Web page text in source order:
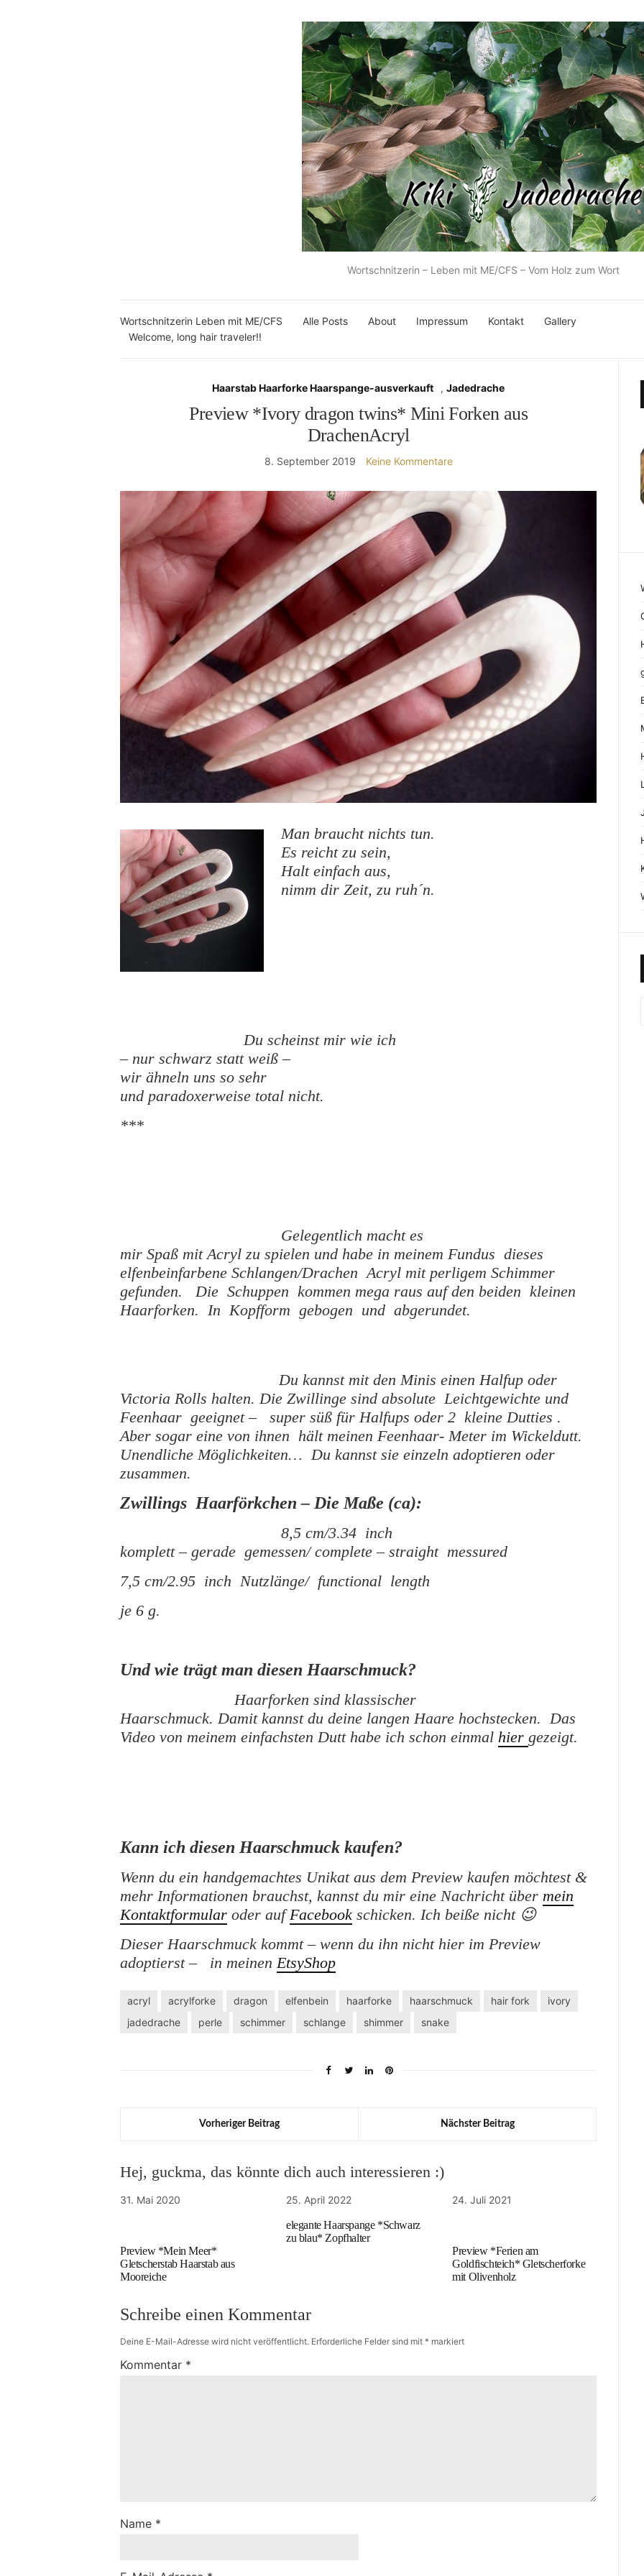
Wortschnitzerin – Leben mit ME/CFS – Vom Holz zum Wort
Wortschnitzerin Leben mit ME/CFS Alle Posts About Impressum Kontakt
Gallery
Welcome, long hair traveler!!
Haarstab Haarforke Haarspange-ausverkauft ,Jadedrache
Preview *Ivory dragon twins* Mini Forken aus
DrachenAcryl
8. September 2019 Keine Kommentare
Man braucht nichts tun.
Es reicht zu sein,
Halt einfach aus,
nimm dir Zeit, zu ruh´n.
Du scheinst mir wie ich
– nur schwarz statt weiß –
wir ähneln uns so sehr
und paradoxerweise total nicht.
***
Gelegentlich macht es
mir Spaß mit Acryl zu spielen und habe in meinem Fundus dieses
elfenbeinfarbene Schlangen/Drachen Acryl mit perligem Schimmer
gefunden. Die Schuppen kommen mega raus auf den beiden kleinen
Haarforken. In Kopfform gebogen und abgerundet.
Du kannst mit den Minis einen Halfup oder
Victoria Rolls halten. Die Zwillinge sind absolute Leichtgewichte und
Feenhaar geeignet – super süß für Halfups oder 2 kleine Dutties .
Aber sogar eine von ihnen hält meinen Feenhaar- Meter im Wickeldutt.
Unendliche Möglichkeiten… Du kannst sie einzeln adoptieren oder
zusammen.
Zwillings Haarförkchen – Die Maße (ca):
8,5 cm/3.34 inch
komplett – gerade gemessen/ complete – straight messured
7,5 cm/2.95 inch Nutzlänge/ functional length
je 6 g.
Und wie trägt man diesen Haarschmuck?
Haarforken sind klassischer
Haarschmuck. Damit kannst du deine langen Haare hochstecken. Das
Video von meinem einfachsten Dutt habe ich schon einmal hier gezeigt.
Kann ich diesen Haarschmuck kaufen?
Wenn du ein handgemachtes Unikat aus dem Preview kaufen möchtest &
mehr Informationen brauchst, kannst du mir eine Nachricht über mein
Kontaktformular oder aufFacebook schicken. Ich beiße nicht 😉
Dieser Haarschmuck kommt – wenn du ihn nicht hier im Preview
adoptierst – in meinen EtsyShop
acryl acrylforke dragon elfenbein haarforke haarschmuck hair fork
ivory
jadedrache
perle schimmer schlange shimmer snake
Vorheriger Beitrag Nächster Beitrag
Hej, guckma, das könnte dich auch interessieren :)
31. Mai 2020
Preview *Mein Meer*
Gletscherstab Haarstab aus
Mooreiche
25. April 2022
elegante Haarspange *Schwarz
zu blau* Zopfhalter
24. Juli 2021
Preview *Ferien am
Goldfischteich* Gletscherforke
mit Olivenholz
Schreibe einen Kommentar
Deine E-Mail-Adresse wird nicht veröffentlicht. Erforderliche Felder sind mit * markiert
Kommentar *
Name *